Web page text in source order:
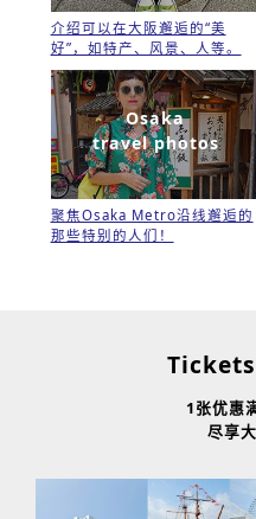
介绍可以在大阪邂逅的“美
好”，如特产、风景、人等。
Osaka
travel photos
聚焦Osaka Metro沿线邂逅的
那些特别的人们！
1张优惠
尽享